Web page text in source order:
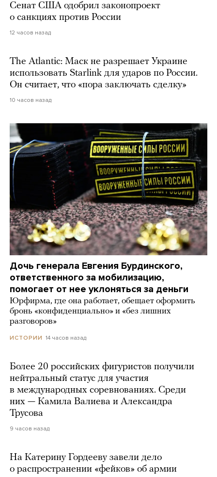
Сенат США одобрил законопроект
о санкциях против России
12 часов назад
The Atlantic: Маск не разрешает Украине
использовать Starlink для ударов по России.
Он считает, что «пора заключать сделку»
10 часов назад
Дочь генерала Евгения Бурдинского,
ответственного за мобилизацию,
помогает от нее уклоняться за деньги
Юрфирма, где она работает, обещает оформить
бронь «конфиденциально» и «без лишних
разговоров»
ИСТОРИИ 14 часов назад
Более 20 российских фигуристов получили
нейтральный статус для участия
в международных соревнованиях. Среди
них — Камила Валиева и Александра
Трусова
9 часов назад
На Катерину Гордееву завели дело
о распространении «фейков» об армии